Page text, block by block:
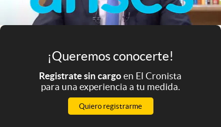
¡Queremos conocerte!
Registrate sin cargoen El Cronista
para una experiencia a tu medida.
Quiero registrarme